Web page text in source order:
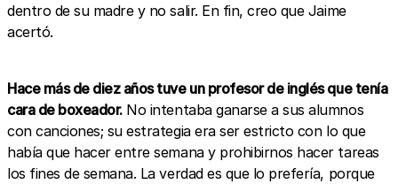
dentro de su madre y no salir. En fin, creo que Jaime
acertó.
Hace más de diez años tuve un profesor de inglés que tenía
cara de boxeador.No intentaba ganarse a sus alumnos
con canciones; su estrategia era ser estricto con lo que
había que hacer entre semana y prohibirnos hacer tareas
los fines de semana. La verdad es que lo prefería, porque